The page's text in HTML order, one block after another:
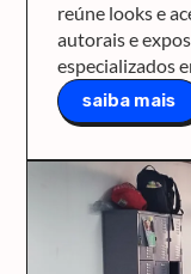
reúne looks e
autorais e
especializados
saiba mais